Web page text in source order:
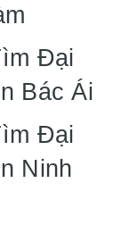
Đại
Bác Ái
Đại
Ninh